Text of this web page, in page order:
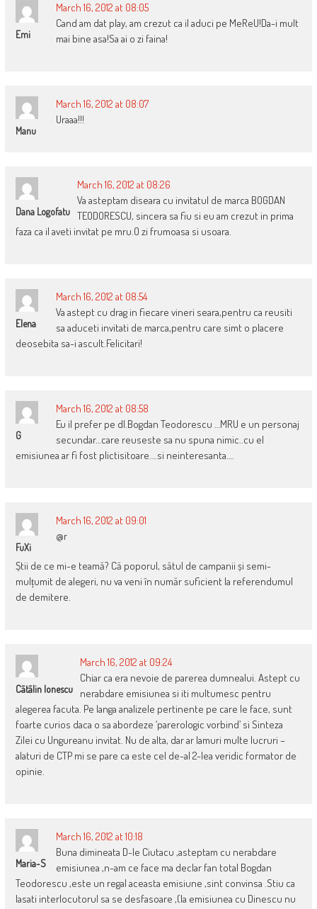
Emi
March 16, 2012 at 08:05
Cand am dat play, am crezut ca il aduci pe MeReU!Da-i mult
mai bine asa!Sa ai o zi faina!
Manu
March 16, 2012 at 08:07
Uraaa!!!
Dana Logofatu
March 16, 2012 at 08:26
Va asteptam diseara cu invitatul de marca BOGDAN
TEODORESCU, sincera sa fiu si eu am crezut in prima
faza ca il aveti invitat pe mru.O zi frumoasa si usoara.
Elena
March 16, 2012 at 08:54
Va astept cu drag in fiecare vineri seara,pentru ca reusiti
sa aduceti invitati de marca,pentru care simt o placere
deosebita sa-i ascult.Felicitari!
G
March 16, 2012 at 08:58
Eu il prefer pe dl.Bogdan Teodorescu …MRU e un personaj
secundar…care reuseste sa nu spuna nimic..cu el
emisiunea ar fi fost plictisitoare….si neinteresanta….
FuXi
March 16, 2012 at 09:01
@r
Știi de ce mi-e teamă? Că poporul, sătul de campanii și semi-
mulțumit de alegeri, nu va veni în număr suficient la referendumul
de demitere.
Cãtãlin Ionescu
March 16, 2012 at 09:24
Chiar ca era nevoie de parerea dumnealui. Astept cu
nerabdare emisiunea si iti multumesc pentru
alegerea facuta. Pe langa analizele pertinente pe care le face, sunt
foarte curios daca o sa abordeze ‘parerologic vorbind’ si Sinteza
Zilei cu Ungureanu invitat. Nu de alta, dar ar lamuri multe lucruri –
alaturi de CTP mi se pare ca este cel de-al 2-lea veridic formator de
opinie.
Maria-S
March 16, 2012 at 10:18
Buna dimineata D-le Ciutacu ,asteptam cu nerabdare
emisiunea ,n-am ce face ma declar fan total Bogdan
Teodorescu ,este un regal aceasta emisiune ,sint convinsa .Stiu ca
lasati interlocutorul sa se desfasoare ,(la emisiunea cu Dinescu nu